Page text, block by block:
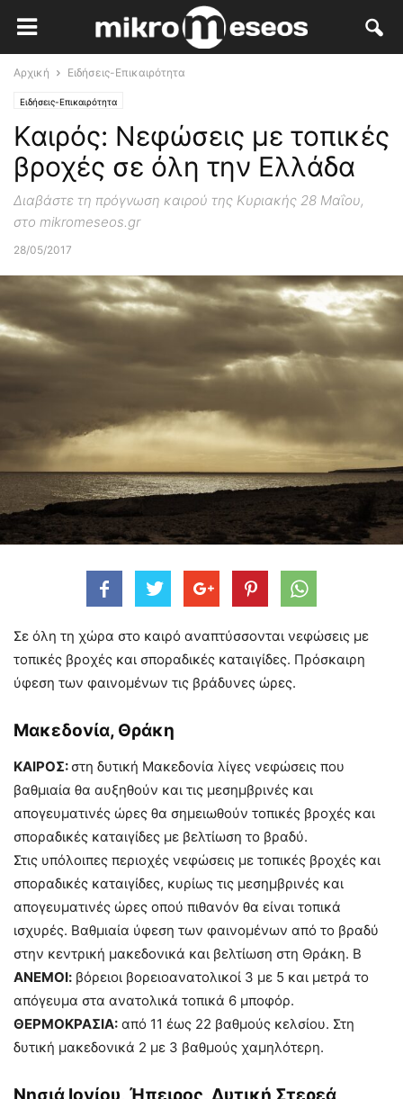
Αρχική Ειδήσεις-Επικαιρότητα
Ειδήσεις-Επικαιρότητα
Καιρός: Νεφώσεις με τοπικές
βροχές σε όλη την Ελλάδα
Διαβάστε τη πρόγνωση καιρού της Κυριακής 28 Μαΐου,
στο mikromeseos.gr
28/05/2017
Σε όλη τη χώρα στο καιρό αναπτύσσονται νεφώσεις με
τοπικές βροχές και σποραδικές καταιγίδες. Πρόσκαιρη
ύφεση των φαινομένων τις βράδυνες ώρες.
Μακεδονία, Θράκη
ΚΑΙΡΟΣ: στη δυτική Μακεδονία λίγες νεφώσεις που
βαθμιαία θα αυξηθούν και τις μεσημβρινές και
απογευματινές ώρες θα σημειωθούν τοπικές βροχές και
σποραδικές καταιγίδες με βελτίωση το βραδύ.
Στις υπόλοιπες περιοχές νεφώσεις με τοπικές βροχές και
σποραδικές καταιγίδες, κυρίως τις μεσημβρινές και
απογευματινές ώρες οπού πιθανόν θα είναι τοπικά
ισχυρές. Βαθμιαία ύφεση των φαινομένων από το βραδύ
στην κεντρική μακεδονικά και βελτίωση στη Θράκη. Β
ΑΝΕΜΟΙ: βόρειοι βορειοανατολικοί 3 με 5 και μετρά το
απόγευμα στα ανατολικά τοπικά 6 μποφόρ.
ΘΕΡΜΟΚΡΑΣΙΑ: από 11 έως 22 βαθμούς κελσίου. Στη
δυτική μακεδονικά 2 με 3 βαθμούς χαμηλότερη.
Νησιά Ιονίου, Ήπειρος, Δυτική Στερεά,